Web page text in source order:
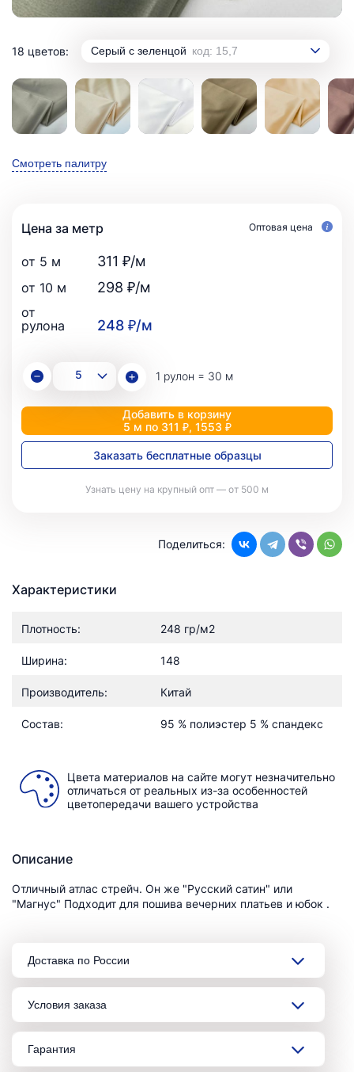
18 цветов: Серый с зеленцой код: 15,7
Смотреть палитру
Цена за метр Оптовая цена
от 5 м 311 ₽/м
от 10 м 298 ₽/м
от
рулона
248 ₽/м
1 рулон = 30 м
Добавить в корзину
5 м по 311 ₽, 1553 ₽
Заказать бесплатные образцы
Узнать цену на крупный опт — от 500 м
Поделиться:
Характеристики
Плотность: 248 гр/м2
Ширина: 148
Производитель: Китай
Состав: 95 % полиэстер 5 % спандекс
Цвета материалов на сайте могут незначительно
отличаться от реальных из-за особенностей
цветопередачи вашего устройства
Описание
Отличный атлас стрейч. Он же "Русский сатин" или
"Магнус" Подходит для пошива вечерних платьев и юбок .
Доставка по России
Условия заказа
Гарантия